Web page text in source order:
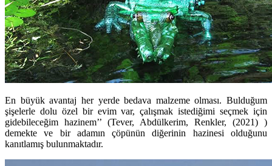
En büyük avantaj her yerde bedava malzeme olması. Bulduğum
şişelerle dolu özel bir evim var, çalışmak istediğimi seçmek için
gidebileceğim hazinem’’ (Tever, Abdülkerim, Renkler, (2021) )
demekte ve bir adamın çöpünün diğerinin hazinesi olduğunu
kanıtlamış bulunmaktadır.